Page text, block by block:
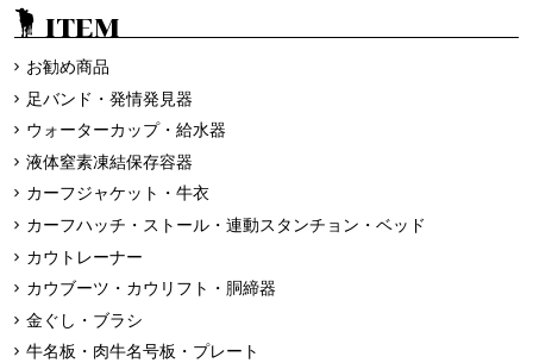
ITEM
お勧め商品
足バンド・発情発見器
ウォーターカップ・給水器
液体窒素凍結保存容器
カーフジャケット・牛衣
カーフハッチ・ストール・連動スタンチョン・ベッド
カウトレーナー
カウブーツ・カウリフト・胴締器
金ぐし・ブラシ
牛名板・肉牛名号板・プレート